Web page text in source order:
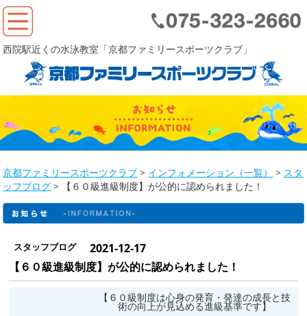
西院駅近くの水泳教室「京都ファミリースポーツクラブ」
京都ファミリースポーツクラブ > インフォメーション（一覧） > スタ
ッフブログ > 【６０級進級制度】が公的に認められました！
スタッフブログ
2021-12-17
【６０級進級制度】が公的に認められました！
【６０級制度は心身の発育・発達の成長と技
術の向上が見込める進級基準です】